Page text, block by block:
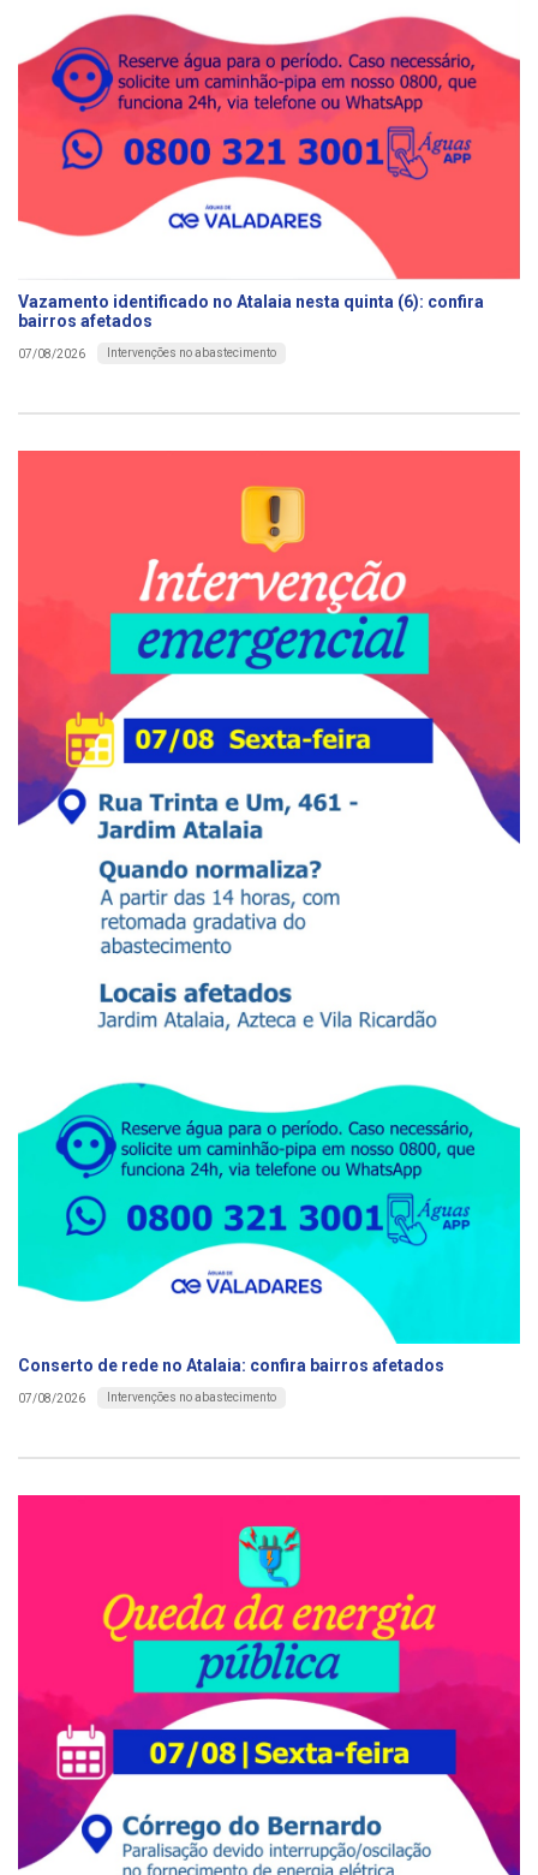
Vazamento identificado no Atalaia nesta quinta (6): confira
bairros afetados
07/08/2026 Intervenções no abastecimento
Conserto de rede no Atalaia: confira bairros afetados
07/08/2026 Intervenções no abastecimento